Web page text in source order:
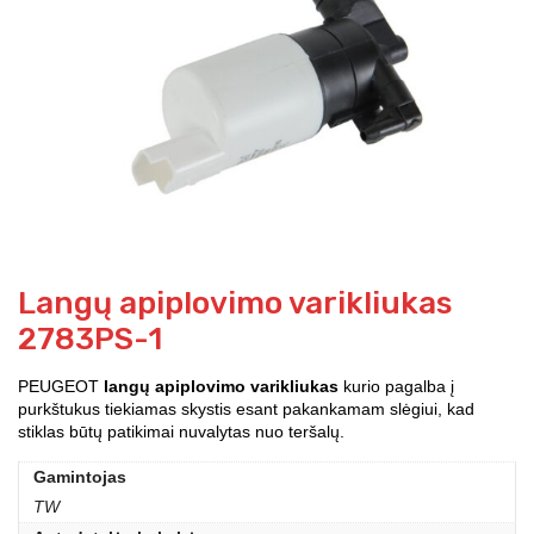
Langų apiplovimo varikliukas
2783PS-1
PEUGEOT langų apiplovimo varikliukas kurio pagalba į
purkštukus tiekiamas skystis esant pakankamam slėgiui, kad
stiklas būtų patikimai nuvalytas nuo teršalų.
Gamintojas
TW